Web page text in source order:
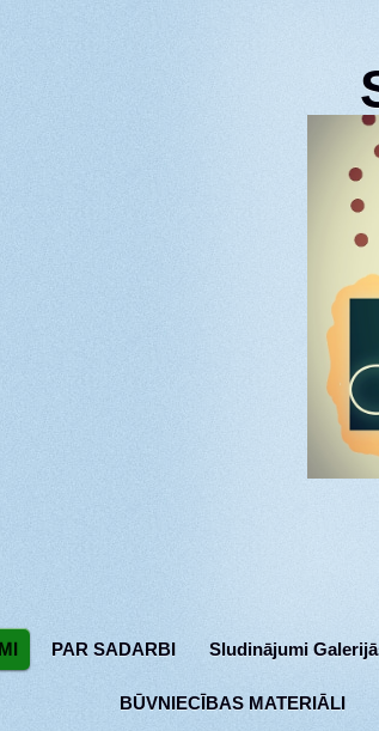
PAR SADARBI Sludinājumi
BŪVNIECĪBAS MATERIĀLI